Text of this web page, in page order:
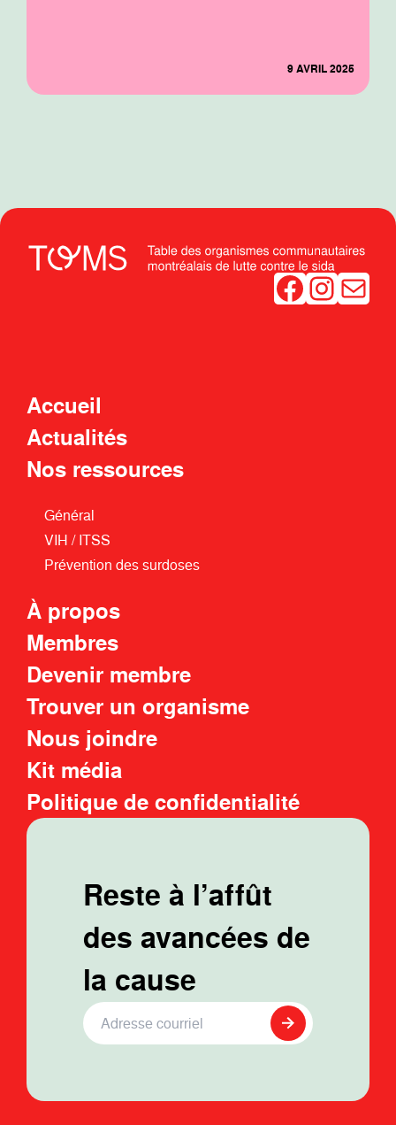
9 AVRIL 2025
Facebook Instagram
Accueil
Actualités
Nos ressources
Général
VIH / ITSS
Prévention des surdoses
À propos
Membres
Devenir membre
Trouver un organisme
Nous joindre
Kit média
Politique de confidentialité
Reste à l’affût
des avancées de
la cause
Adresse Courriel